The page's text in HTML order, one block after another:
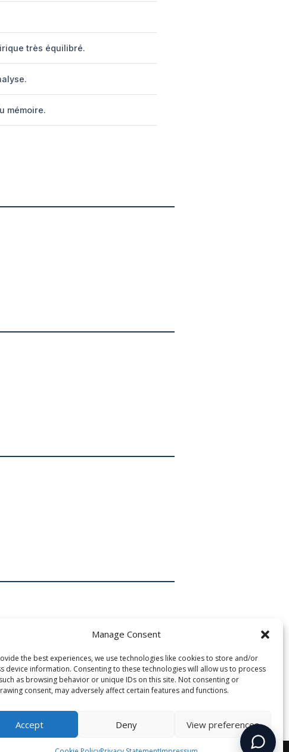
Manage Consent
the best experiences, we use technologies like cookies to store and/or
device information. Consenting to these technologies will allow us to process
as browsing behavior or unique IDs on this site. Not consenting or
consent, may adversely affect certain features and functions.
Accept Deny View preferences
très équilibré.
mémoire.